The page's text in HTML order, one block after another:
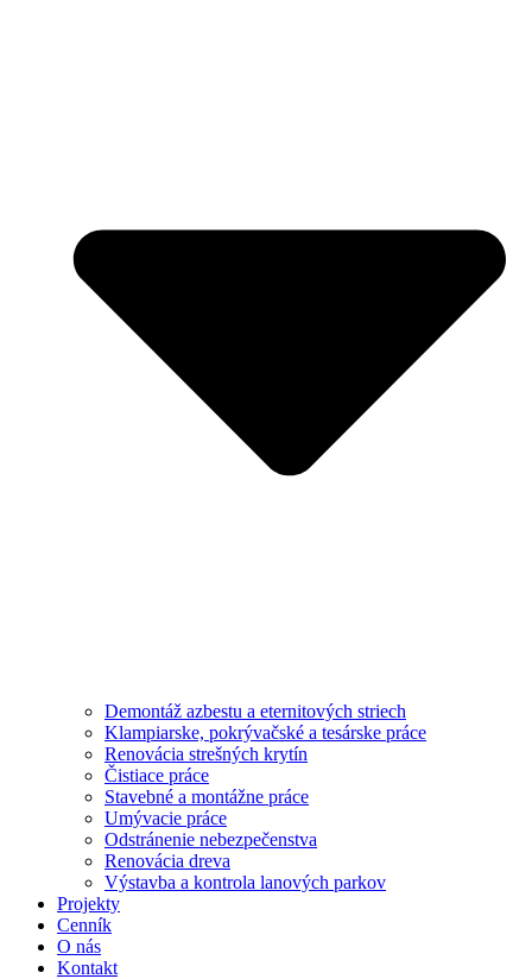
Demontáž azbestu a eternitových striech
Klampiarske, pokrývačské a tesárske práce
Renovácia strešných krytín
Čistiace práce
Stavebné a montážne práce
Umývacie práce
Odstránenie nebezpečenstva
Renovácia dreva
Výstavba a kontrola lanových parkov
Projekty
Cenník
O nás
Kontakt